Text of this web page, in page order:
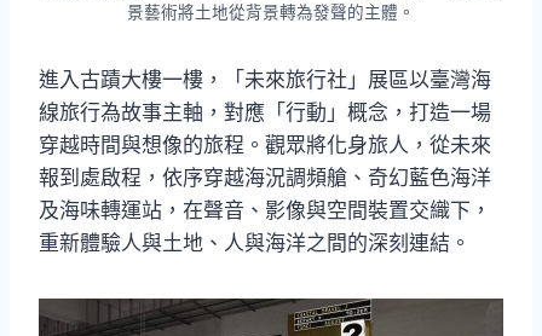
景藝術將土地從背景轉為發聲的主體。
進入古蹟大樓一樓，「未來旅行社」展區以臺灣海
線旅行為故事主軸，對應「行動」概念，打造一場
穿越時間與想像的旅程。觀眾將化身旅人，從未來
報到處啟程，依序穿越海況調頻艙、奇幻藍色海洋
及海味轉運站，在聲音、影像與空間裝置交織下，
重新體驗人與土地、人與海洋之間的深刻連結。